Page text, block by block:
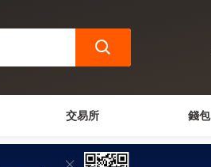
交易所 錢包